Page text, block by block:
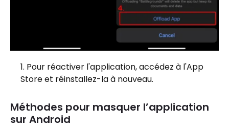
Pour réactiver l'application, accédez à l'App
Store et réinstallez-la à nouveau.
Méthodes pour masquer l’application
sur Android